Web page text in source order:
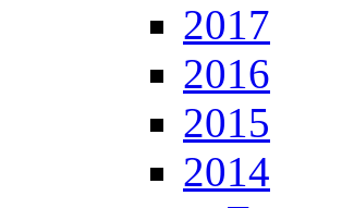
2017
2016
2015
2014